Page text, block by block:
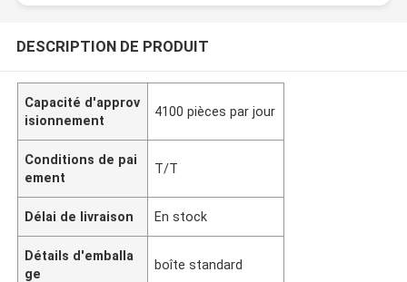
DESCRIPTION DE PRODUIT
Capacité d'approv
isionnement
4100 pièces par jour
Conditions de pai
ement
T/T
Délai de livraison En stock
Détails d'emballa
ge
boîte standard